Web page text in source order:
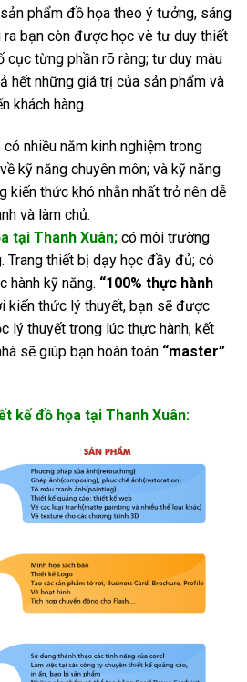
phẩm đồ họa theo ý tưởng, sáng
ra bạn còn được học vè tư duy thiết
cục từng phần rõ ràng; tư duy màu
hết những giá trị của sản phẩm và
khách hàng.
nhiều năm kinh nghiệm trong
kỹ năng chuyên môn; và kỹ năng
kiến thức khó nhằn nhất trở nên dễ
và làm chủ.
tại Thanh Xuân; có môi trường
Trang thiết bị dạy học đầy đủ; có
hành kỹ năng. “100% thực hành
kiến thức lý thuyết, bạn sẽ được
lý thuyết trong lúc thực hành; kết
sẽ giúp bạn hoàn toàn “master”
kế đồ họa tại Thanh Xuân: